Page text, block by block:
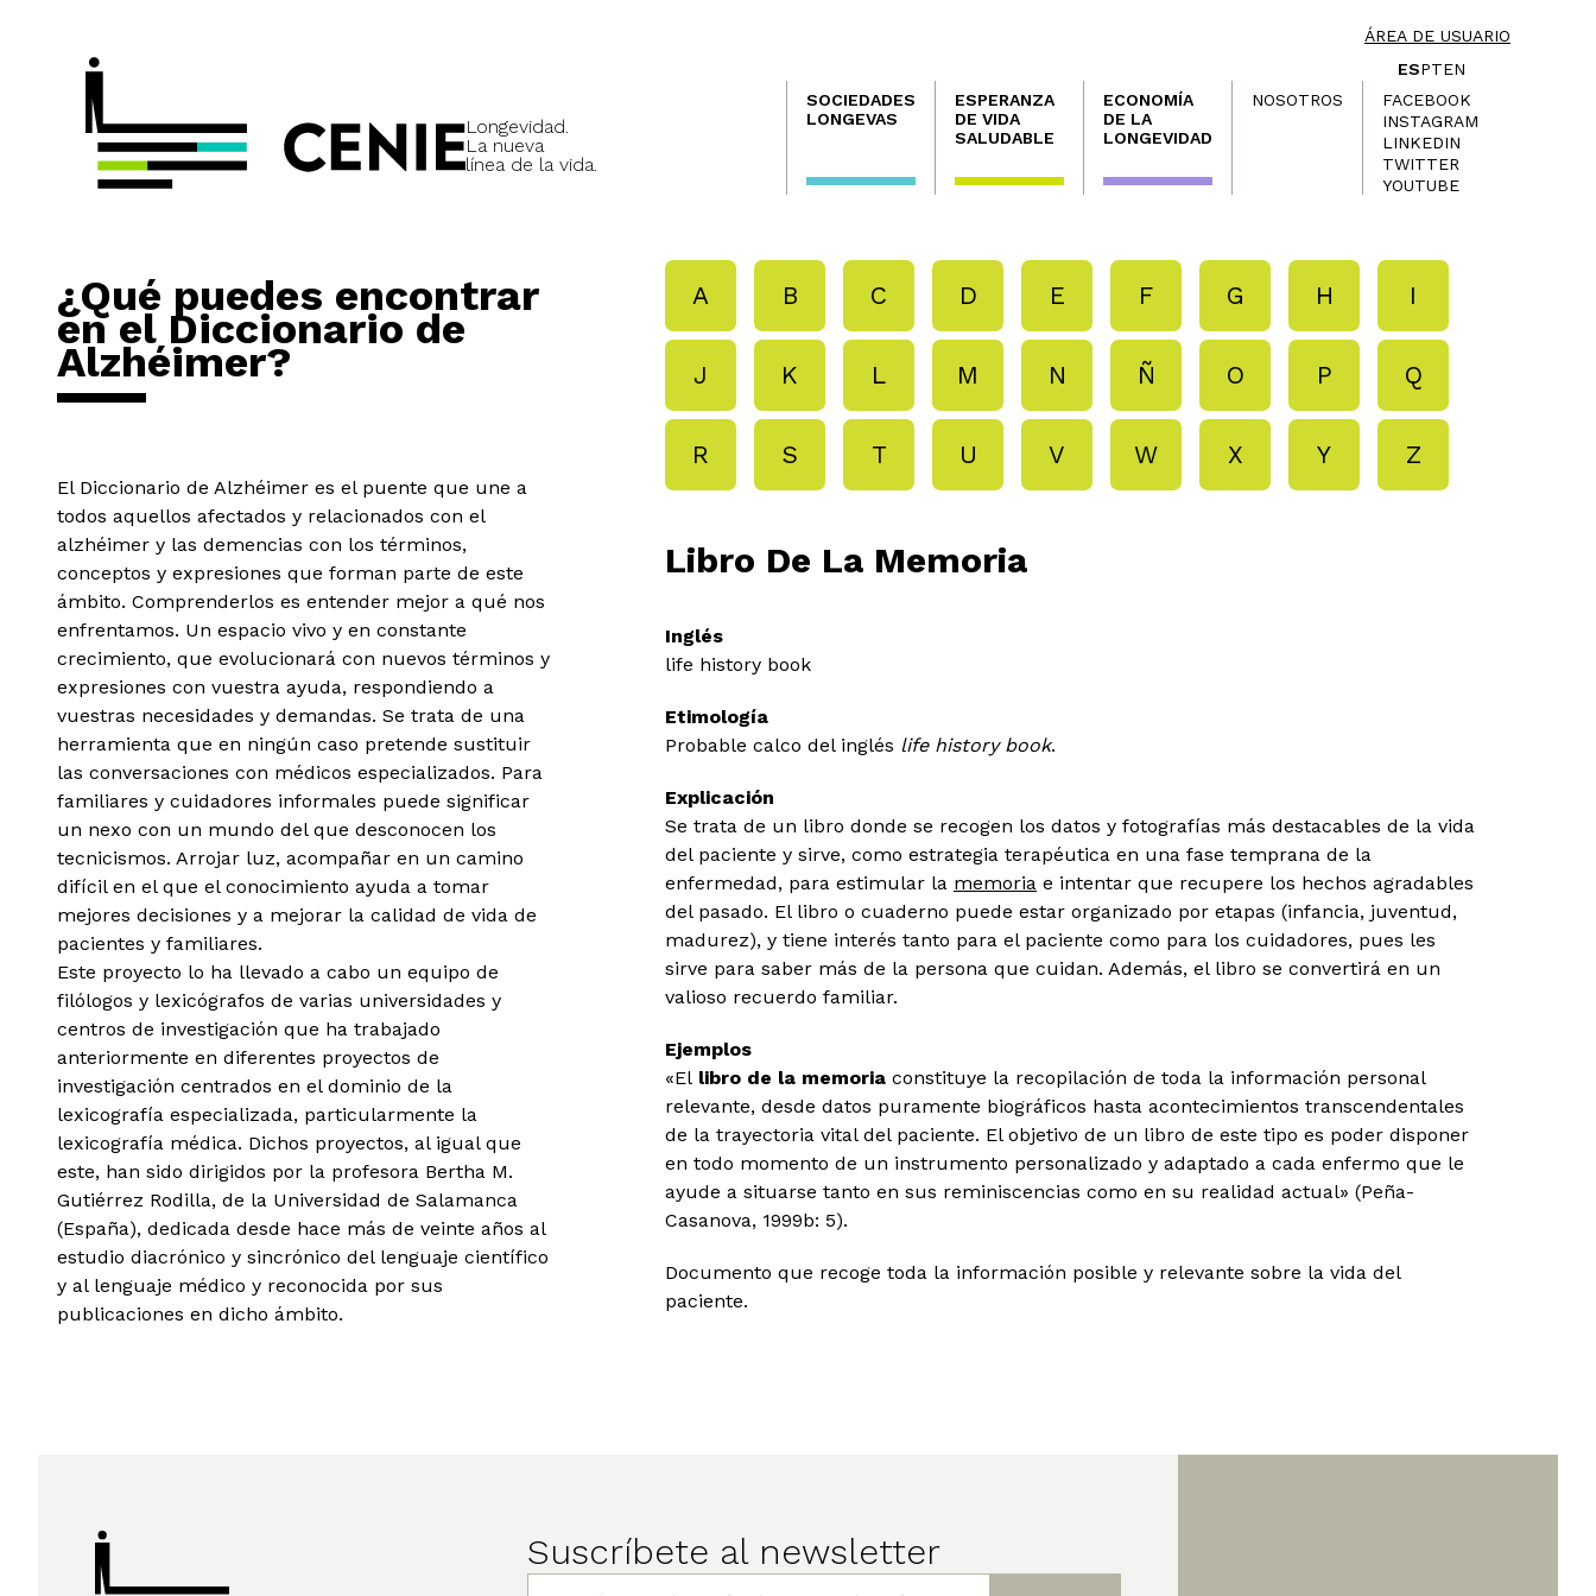
ÁREA DE USUARIO
Longevidad.
La nueva
línea de la vida.
ESPTEN
Navegación
principal
SOCIEDADES
LONGEVAS
ESPERANZA
DE VIDA
SALUDABLE
ECONOMÍA
DE LA
LONGEVIDAD
NOSOTROS
FACEBOOK
INSTAGRAM
LINKEDIN
TWITTER
YOUTUBE
¿Qué puedes encontrar
en el Diccionario de
Alzhéimer?
El Diccionario de Alzhéimer es el puente que une a
todos aquellos afectados y relacionados con el
alzhéimer y las demencias con los términos,
conceptos y expresiones que forman parte de este
ámbito. Comprenderlos es entender mejor a qué nos
enfrentamos. Un espacio vivo y en constante
crecimiento, que evolucionará con nuevos términos y
expresiones con vuestra ayuda, respondiendo a
vuestras necesidades y demandas. Se trata de una
herramienta que en ningún caso pretende sustituir
las conversaciones con médicos especializados. Para
familiares y cuidadores informales puede significar
un nexo con un mundo del que desconocen los
tecnicismos. Arrojar luz, acompañar en un camino
difícil en el que el conocimiento ayuda a tomar
mejores decisiones y a mejorar la calidad de vida de
pacientes y familiares.
Este proyecto lo ha llevado a cabo un equipo de
filólogos y lexicógrafos de varias universidades y
centros de investigación que ha trabajado
anteriormente en diferentes proyectos de
investigación centrados en el dominio de la
lexicografía especializada, particularmente la
lexicografía médica. Dichos proyectos, al igual que
este, han sido dirigidos por la profesora Bertha M.
Gutiérrez Rodilla, de la Universidad de Salamanca
(España), dedicada desde hace más de veinte años al
estudio diacrónico y sincrónico del lenguaje científico
y al lenguaje médico y reconocida por sus
publicaciones en dicho ámbito.
A B C D E F G H I
J K L M N Ñ O P Q
R S T U V W X Y Z
Libro De La Memoria
Inglés
life history book
Etimología
Probable calco del inglés life history book.
Explicación
Se trata de un libro donde se recogen los datos y fotografías más destacables de la vida
del paciente y sirve, como estrategia terapéutica en una fase temprana de la
enfermedad, para estimular la memoria e intentar que recupere los hechos agradables
del pasado. El libro o cuaderno puede estar organizado por etapas (infancia, juventud,
madurez), y tiene interés tanto para el paciente como para los cuidadores, pues les
sirve para saber más de la persona que cuidan. Además, el libro se convertirá en un
valioso recuerdo familiar.
Ejemplos
«El libro de la memoria constituye la recopilación de toda la información personal
relevante, desde datos puramente biográficos hasta acontecimientos transcendentales
de la trayectoria vital del paciente. El objetivo de un libro de este tipo es poder disponer
en todo momento de un instrumento personalizado y adaptado a cada enfermo que le
ayude a situarse tanto en sus reminiscencias como en su realidad actual» (Peña-
Casanova, 1999b: 5).
Documento que recoge toda la información posible y relevante sobre la vida del
paciente.
Suscríbete al newsletter